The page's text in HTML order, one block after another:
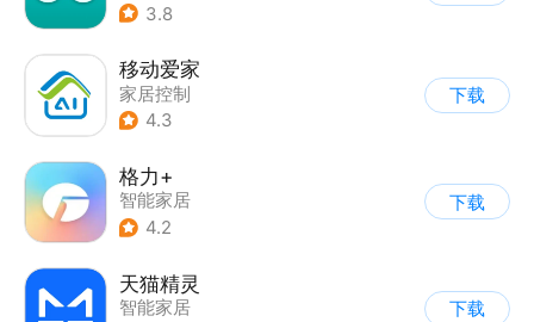
3.8
移动爱家
家居控制
4.3
下载
格力+
智能家居
4.2
下载
天猫精灵
智能家居
下载